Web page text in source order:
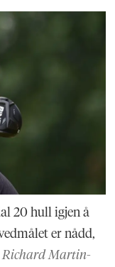
20 hull igjen å
er nådd,
Richard Martin-